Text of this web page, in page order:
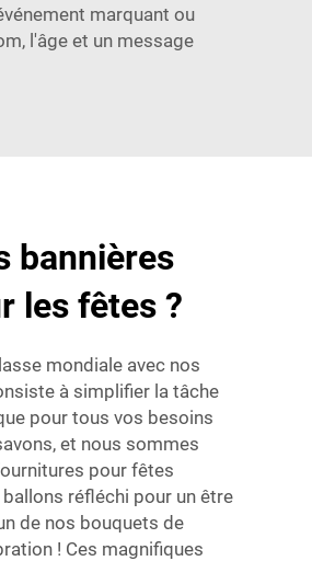
marquant ou
l'âge et un message
bannières
les fêtes ?
mondiale avec nos
à simplifier la tâche
pour tous vos besoins
et nous sommes
pour fêtes
réfléchi pour un être
de nos bouquets de
! Ces magnifiques